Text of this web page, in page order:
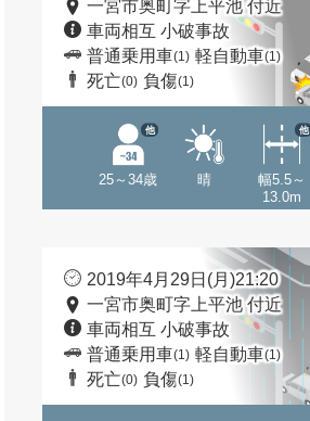
一宮市奥町字上平池 付近
車両相互 小破事故
普通乗用車(1) 軽自動車(1)
死亡(0) 負傷(1)
25～34歳
他
晴
幅5.5～
13.0m
他
2019年4月29日(月)21:20
一宮市奥町字上平池 付近
車両相互 小破事故
普通乗用車(1) 軽自動車(1)
死亡(0) 負傷(1)